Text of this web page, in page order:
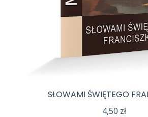
SŁOWAMI ŚWIĘTEGO
4,50 zł